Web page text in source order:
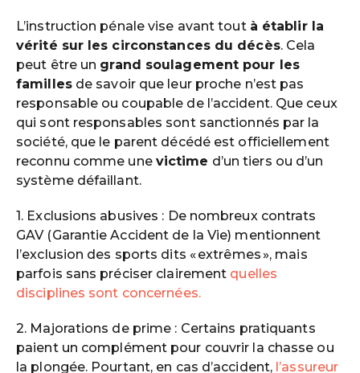
L’instruction pénale vise avant tout à établir la
vérité sur les circonstances du décès. Cela
peut être un grand soulagement pour les
famillesde savoir que leur proche n’est pas
responsable ou coupable de l’accident. Que ceux
qui sont responsables sont sanctionnés par la
société, que le parent décédé est officiellement
reconnu comme une victime d’un tiers ou d’un
système défaillant.
1. Exclusions abusives : De nombreux contrats
GAV (Garantie Accident de la Vie) mentionnent
l’exclusion des sports dits « extrêmes », mais
parfois sans préciser clairement quelles
disciplines sont concernées.
2. Majorations de prime : Certains pratiquants
paient un complément pour couvrir la chasse ou
la plongée. Pourtant, en cas d’accident, l’assureur